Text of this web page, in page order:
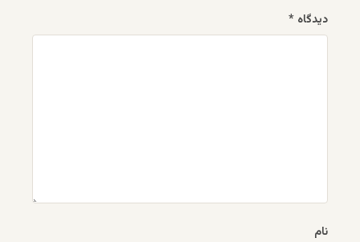
دیدگاه *
نام